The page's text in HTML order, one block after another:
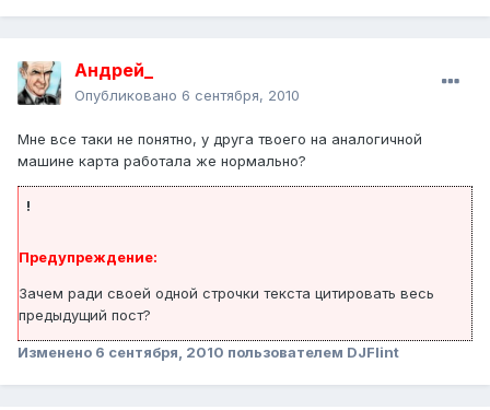
Андрей_
Опубликовано 6 сентября, 2010
Мне все таки не понятно, у друга твоего на аналогичной
машине карта работала же нормально?
!
Предупреждение:
Зачем ради своей одной строчки текста цитировать весь
предыдущий пост?
Изменено 6 сентября, 2010 пользователем DJFlint